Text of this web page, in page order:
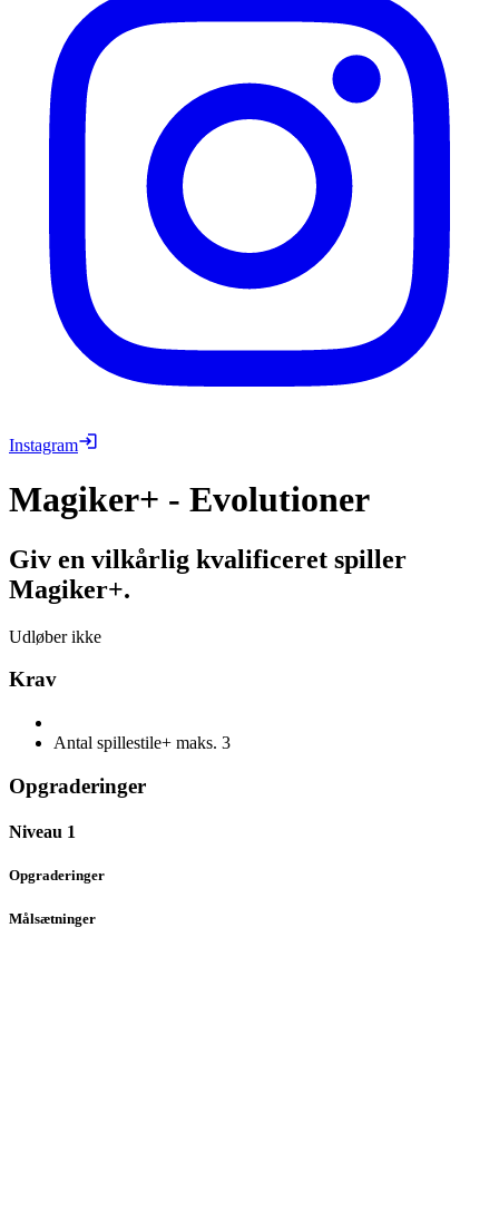
Instagram
Magiker+ - Evolutioner
Giv en vilkårlig kvalificeret spiller
Magiker+.
Udløber ikke
Krav
Antal spillestile+ maks. 3
Opgraderinger
Niveau 1
Opgraderinger
Målsætninger